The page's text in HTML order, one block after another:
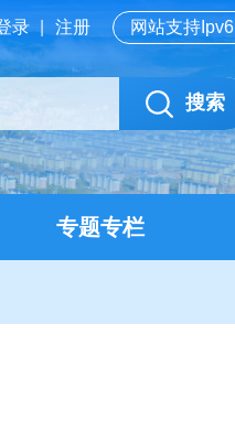
网站支持Ipv6
录 注册
搜索
专题专栏